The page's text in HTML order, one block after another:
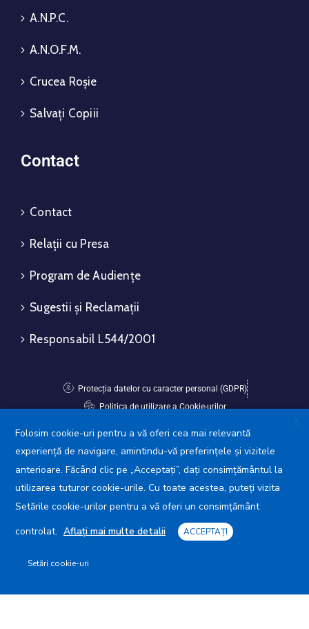
A.N.P.C.
A.N.O.F.M.
Crucea Roșie
Salvați Copiii
Contact
Contact
Relații cu Presa
Program de Audiențe
Sugestii și Reclamații
Responsabil L544/2001
Protecția datelor cu caracter personal (GDPR)
Politica de utilizare a Cookie-urilor
Avansis Mobile
Primăria Municipiului Giurgiu © 2025. Toate drepturile
X
Folosim cookie-uri pentru a vă oferi cea mai relevantă
experiență de navigare, amintindu-vă preferințele și vizitele
anterioare. Făcând clic pe „Acceptați”, dați consimțământul la
utilizarea tuturor cookie-urile. Cu toate acestea, puteți vizita
Setările cookie-urilor pentru a vă oferi un consimțământ
controlat. Aflați mai multe detalii ACCEPTAȚI
Setări cookie-uri